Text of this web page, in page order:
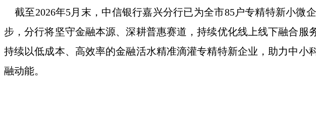
截至2026年5月末， 中信银行嘉兴分行已为全市85户专精特新小微
步，分行将坚守金融本源、深耕普惠赛道，持续优化线上线下融合服
持续以低成本、高效率的金融活水精准滴灌专精特新企业，助力中
融动能。